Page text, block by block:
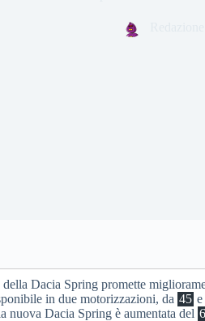
della Dacia Spring promette
in due motorizzazioni, da 45 e
nuova Dacia Spring è aumentata del